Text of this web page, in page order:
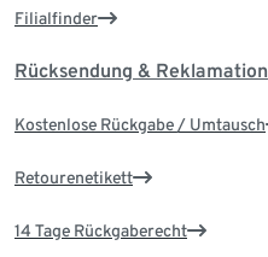
Filialfinder
Rücksendung & Reklamation
Kostenlose Rückgabe / Umtausch
Retourenetikett
14 Tage Rückgaberecht